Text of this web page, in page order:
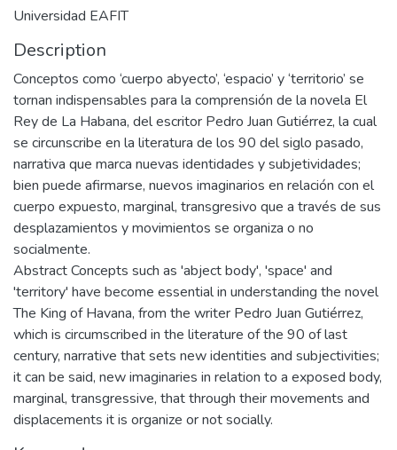
Universidad EAFIT
Description
Conceptos como ‘cuerpo abyecto’, ‘espacio’ y ‘territorio’ se
tornan indispensables para la comprensión de la novela El
Rey de La Habana, del escritor Pedro Juan Gutiérrez, la cual
se circunscribe en la literatura de los 90 del siglo pasado,
narrativa que marca nuevas identidades y subjetividades;
bien puede afirmarse, nuevos imaginarios en relación con el
cuerpo expuesto, marginal, transgresivo que a través de sus
desplazamientos y movimientos se organiza o no
socialmente.
Abstract Concepts such as 'abject body', 'space' and
'territory' have become essential in understanding the novel
The King of Havana, from the writer Pedro Juan Gutiérrez,
which is circumscribed in the literature of the 90 of last
century, narrative that sets new identities and subjectivities;
it can be said, new imaginaries in relation to a exposed body,
marginal, transgressive, that through their movements and
displacements it is organize or not socially.